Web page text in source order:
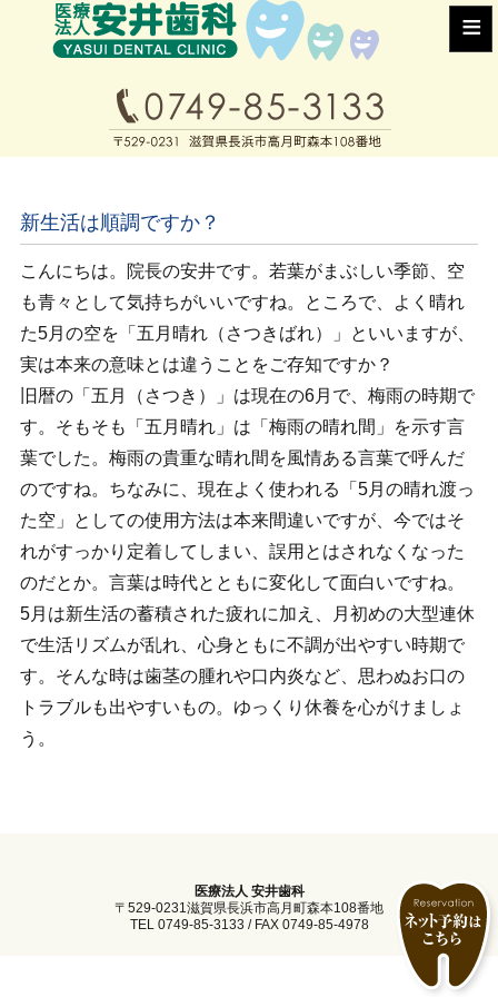
≡
新生活は順調ですか？
こんにちは。院長の安井です。若葉がまぶしい季節、空
も青々として気持ちがいいですね。ところで、よく晴れ
た5月の空を「五月晴れ（さつきばれ）」といいますが、
実は本来の意味とは違うことをご存知ですか？
旧暦の「五月（さつき）」は現在の6月で、梅雨の時期で
す。そもそも「五月晴れ」は「梅雨の晴れ間」を示す言
葉でした。梅雨の貴重な晴れ間を風情ある言葉で呼んだ
のですね。ちなみに、現在よく使われる「5月の晴れ渡っ
た空」としての使用方法は本来間違いですが、今ではそ
れがすっかり定着してしまい、誤用とはされなくなった
のだとか。言葉は時代とともに変化して面白いですね。
5月は新生活の蓄積された疲れに加え、月初めの大型連休
で生活リズムが乱れ、心身ともに不調が出やすい時期で
す。そんな時は歯茎の腫れや口内炎など、思わぬお口の
トラブルも出やすいもの。ゆっくり休養を心がけましょ
う。
医療法人 安井歯科
〒529-0231滋賀県長浜市高月町森本108番地
TEL 0749-85-3133 / FAX 0749-85-4978